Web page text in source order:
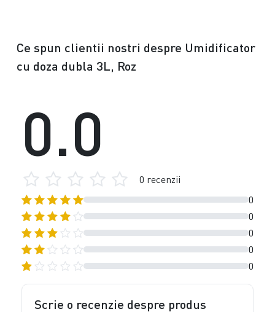
Ce spun clientii nostri despre Umidificator
cu doza dubla 3L, Roz
0
0
0
0
0
0.0
0 recenzii
Scrie o recenzie despre produs